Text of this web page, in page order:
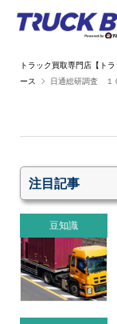
ース
日通総研調査 １
注目記事
豆知識